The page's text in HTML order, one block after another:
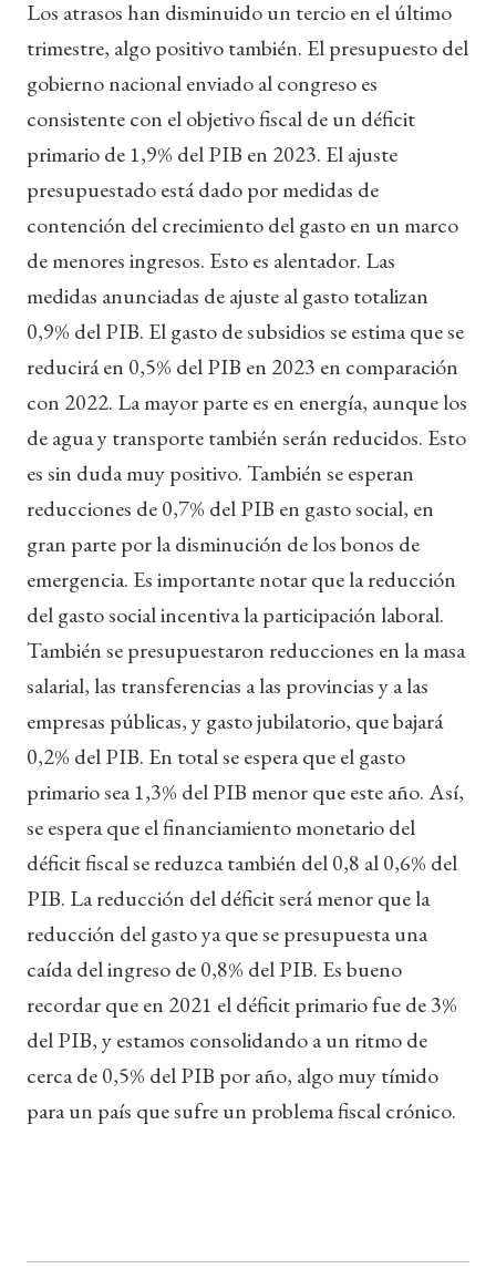
Los atrasos han disminuido un tercio en el último
trimestre, algo positivo también. El presupuesto del
gobierno nacional enviado al congreso es
consistente con el objetivo fiscal de un déficit
primario de 1,9% del PIB en 2023. El ajuste
presupuestado está dado por medidas de
contención del crecimiento del gasto en un marco
de menores ingresos. Esto es alentador. Las
medidas anunciadas de ajuste al gasto totalizan
0,9% del PIB. El gasto de subsidios se estima que se
reducirá en 0,5% del PIB en 2023 en comparación
con 2022. La mayor parte es en energía, aunque los
de agua y transporte también serán reducidos. Esto
es sin duda muy positivo. También se esperan
reducciones de 0,7% del PIB en gasto social, en
gran parte por la disminución de los bonos de
emergencia. Es importante notar que la reducción
del gasto social incentiva la participación laboral.
También se presupuestaron reducciones en la masa
salarial, las transferencias a las provincias y a las
empresas públicas, y gasto jubilatorio, que bajará
0,2% del PIB. En total se espera que el gasto
primario sea 1,3% del PIB menor que este año. Así,
se espera que el financiamiento monetario del
déficit fiscal se reduzca también del 0,8 al 0,6% del
PIB. La reducción del déficit será menor que la
reducción del gasto ya que se presupuesta una
caída del ingreso de 0,8% del PIB. Es bueno
recordar que en 2021 el déficit primario fue de 3%
del PIB, y estamos consolidando a un ritmo de
cerca de 0,5% del PIB por año, algo muy tímido
para un país que sufre un problema fiscal crónico.